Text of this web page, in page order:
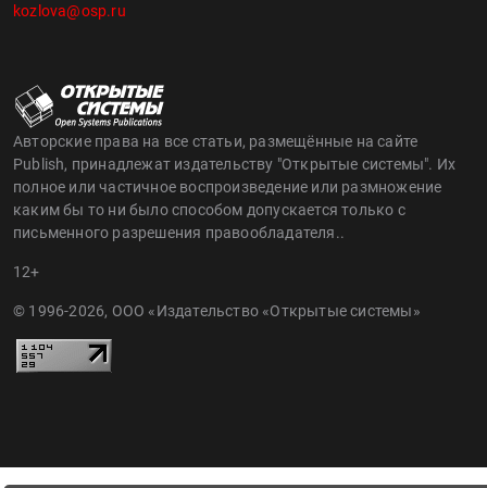
kozlova@osp.ru
Авторские права на все статьи, размещённые на сайте
Publish, принадлежат издательству "Открытые системы". Их
полное или частичное воспроизведение или размножение
каким бы то ни было способом допускается только с
письменного разрешения правообладателя..
12+
© 1996-2026, ООО «Издательство «Открытые системы»